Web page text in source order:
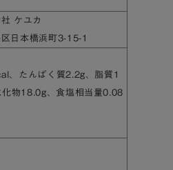
ケユカ
日本橋浜町3-15-1
、たんぱく質2.2g、脂質1
化物18.0g、食塩相当量0.08